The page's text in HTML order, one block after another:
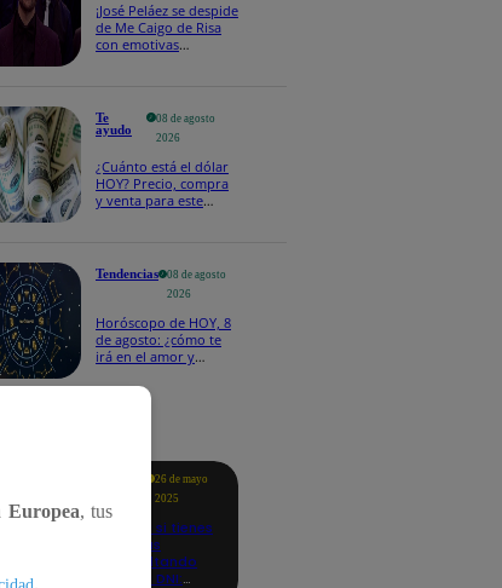
¡José Peláez se despide
de Me Caigo de Risa
con emotivas
Te
ayudo
08 de agosto
2026
¿Cuánto está el dólar
HOY? Precio, compra
y venta para este
Tendencias
08 de agosto
2026
Horóscopo de HOY, 8
de agosto: ¿cómo te
irá en el amor y
26 de mayo
2025
Revisa si tienes
deudas
consultando
con tu DNI:
Europea, tus
.